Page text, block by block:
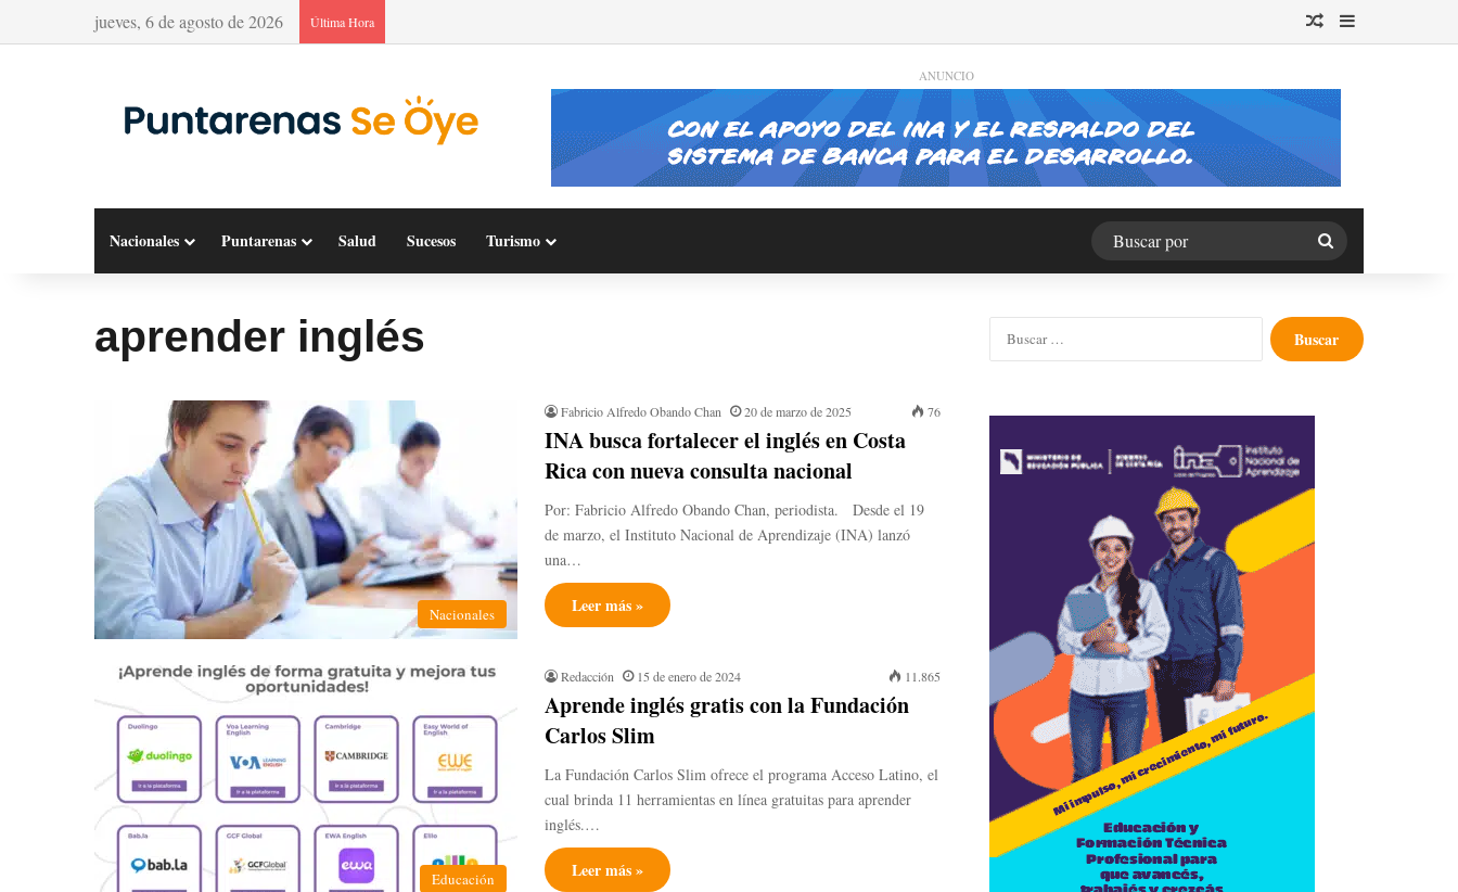
jueves, 6 de agosto de 2026 Última Hora Publicación al azar
Barra lateral
ANUNCIO
Nacionales Puntarenas Salud Sucesos Turismo
Buscar
por
aprender inglés
Nacionales
Fabricio Alfredo Obando Chan 20 de marzo de 2025 76
INA busca fortalecer el inglés en Costa
Rica con nueva consulta nacional
Por: Fabricio Alfredo Obando Chan, periodista. Desde el 19
de marzo, el Instituto Nacional de Aprendizaje (INA) lanzó
una…
Leer más »
Educación
Redacción 15 de enero de 2024 11.865
Aprende inglés gratis con la Fundación
Carlos Slim
La Fundación Carlos Slim ofrece el programa Acceso Latino, el
cual brinda 11 herramientas en línea gratuitas para aprender
inglés.…
Leer más »
Buscar: